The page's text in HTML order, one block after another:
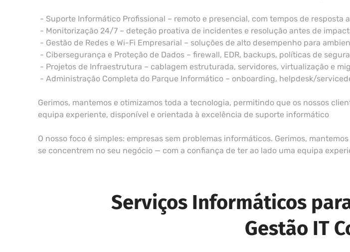
- Suporte Informático Profissional – remoto e presencial, com tempos de resposta
- Monitorização 24/7 – deteção proativa de incidentes e resolução antes de
- Gestão de Redes e Wi-Fi Empresarial – soluções de alto desempenho para
- Cibersegurança e Proteção de Dados – firewall, EDR, backups, políticas de
- Projetos de Infraestrutura – cablagem estruturada, servidores, virtualização e
- Administração Completa do Parque Informático – onboarding, helpdesk/
Gerimos, mantemos e otimizamos toda a tecnologia, permitindo que os nossos
equipa experiente, disponível e orientada à excelência de suporte informático
O nosso foco é simples: empresas sem problemas informáticos. Gerimos,
se concentrem no seu negócio — com a confiança de ter ao lado uma equipa
Serviços Informáticos
Gestão IT